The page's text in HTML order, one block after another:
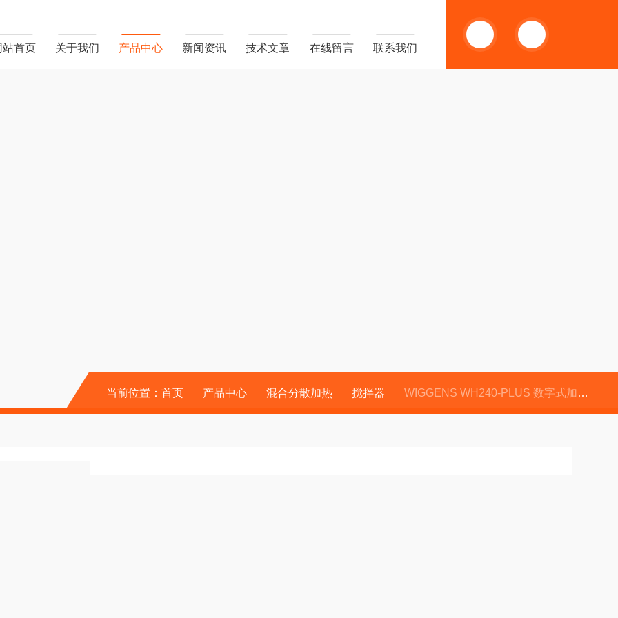
13585666743
站首页 关于我们 产品中心 新闻资讯 技术文章 在线留言 联系我们
当前位置： 首页 产品中心 混合分散加热 搅拌器 WIGGENS WH240-PLUS 数字式加热磁力搅拌器